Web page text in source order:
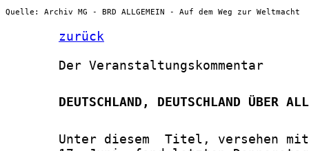
Quelle: Archiv MG - BRD ALLGEMEIN - Auf dem Weg zur Weltmacht
zurück
       Der Veranstaltungskommentar
DEUTSCHLAND, DEUTSCHLAND ÜBER